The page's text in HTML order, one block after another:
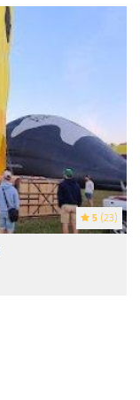
5 (23)